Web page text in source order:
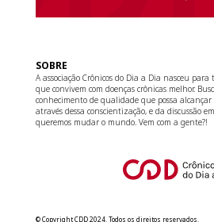
SOBRE
A associação Crônicos do Dia a Dia nasceu
que convivem com doenças crônicas melhor.
conhecimento de qualidade que possa alcançar
através dessa conscientização, e da discussão
queremos mudar o mundo. Vem com a gente?!
© Copyright CDD 2024. Todos os direitos reservados.